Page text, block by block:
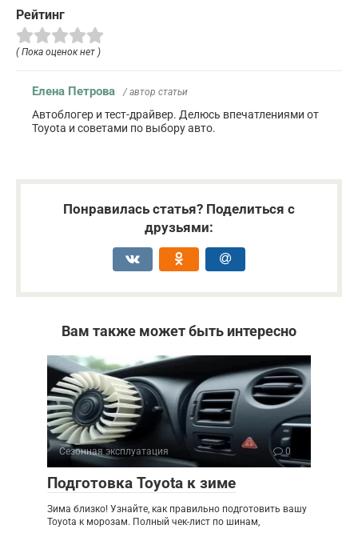
Рейтинг
( Пока оценок нет )
Елена Петрова / автор статьи
Автоблогер и тест-драйвер. Делюсь впечатлениями от
Toyota и советами по выбору авто.
Понравилась статья? Поделиться с
друзьями:
Вам также может быть интересно
Сезонная эксплуатация 0
Подготовка Toyota к зиме
Зима близко! Узнайте, как правильно подготовить вашу
Toyota к морозам. Полный чек-лист по шинам,